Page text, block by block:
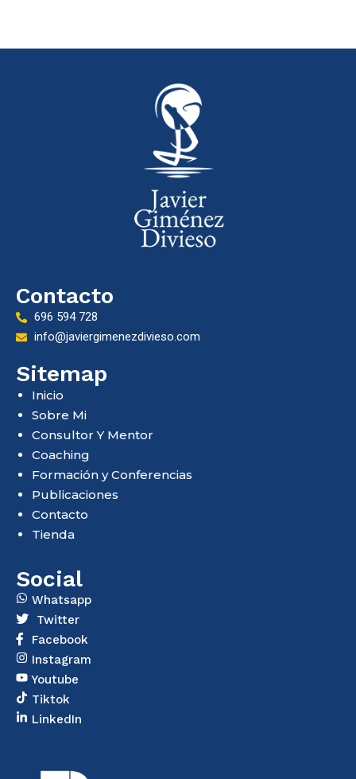
Contacto
696 594 728
info@javiergimenezdivieso.com
Sitemap
Inicio
Sobre Mi
Consultor Y Mentor
Coaching
Formación y Conferencias
Publicaciones
Contacto
Tienda
Social
Whatsapp
Twitter
Facebook
Instagram
Youtube
Tiktok
LinkedIn